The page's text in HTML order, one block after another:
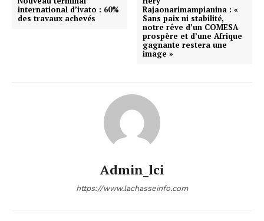
international d’ivato : 60%
des travaux achevés
Rajaonarimampianina : «
Sans paix ni stabilité,
notre rêve d’un COMESA
prospère et d’une Afrique
gagnante restera une
image »
Admin_lci
https://www.lachasseinfo.com